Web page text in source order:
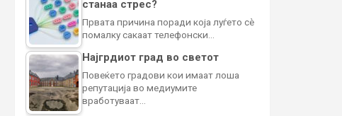
станаа стрес?
Првата причина поради која луѓето сè
помалку сакаат телефонски…
Најгрдиот град во светот
Повеќето градови кои имаат лоша
репутација во медиумите
вработуваат…